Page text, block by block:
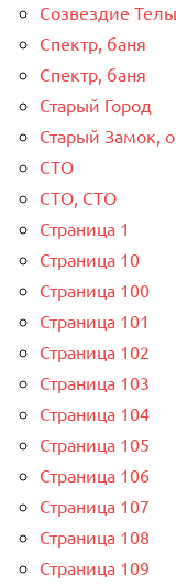
Созвездие
Спектр, баня
Спектр, баня
Старый Город
Старый Замок,
СТО
СТО, СТО
Страница 1
Страница 10
Страница 100
Страница 101
Страница 102
Страница 103
Страница 104
Страница 105
Страница 106
Страница 107
Страница 108
Страница 109